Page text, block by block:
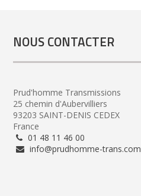
NOUS CONTACTER
Prud'homme Transmissions
25 chemin d'Aubervilliers
93203 SAINT-DENIS CEDEX
France
01 48 11 46 00
info@prudhomme-trans.com